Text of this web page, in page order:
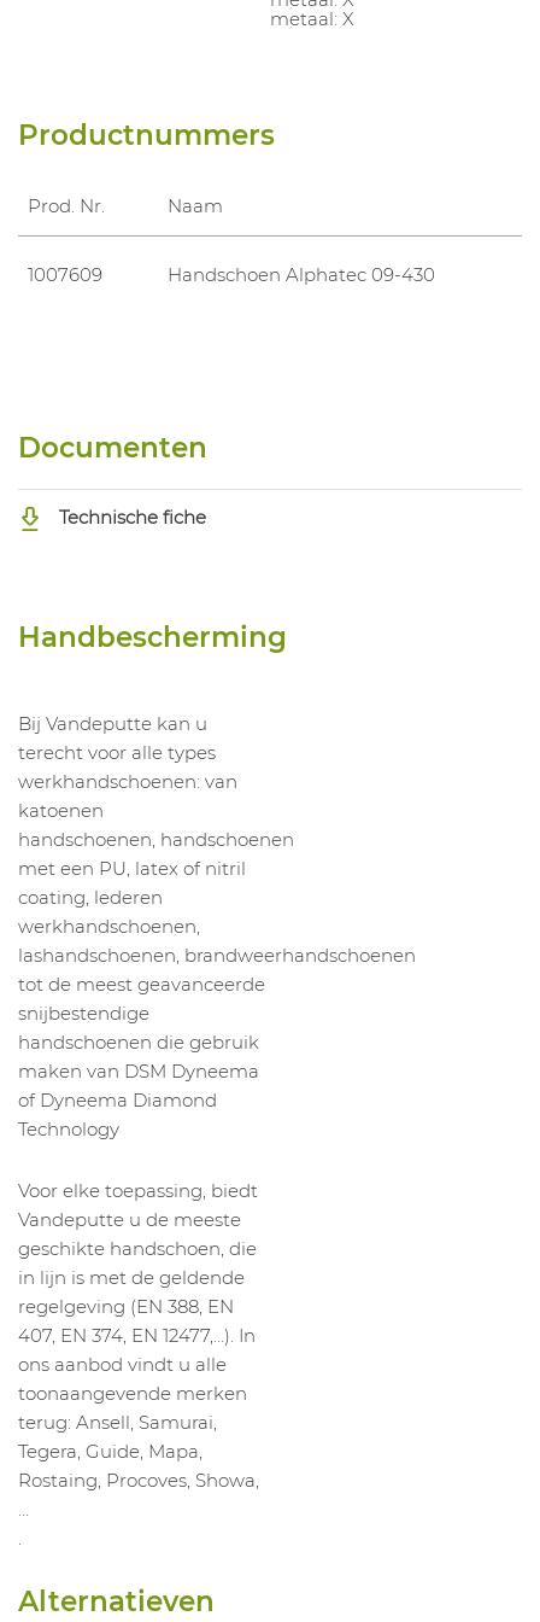
metaal: X
Productnummers
Prod. Nr. Naam
1007609 Handschoen Alphatec 09-430
Documenten
Technische fiche
Handbescherming
Bij Vandeputte kan u
terecht voor alle types
werkhandschoenen: van
katoenen
handschoenen, handschoenen
met een PU, latex of nitril
coating, lederen
werkhandschoenen,
lashandschoenen, brandweerhandschoenen
tot de meest geavanceerde
snijbestendige
handschoenen die gebruik
maken van DSM Dyneema
of Dyneema Diamond
Technology
Voor elke toepassing, biedt
Vandeputte u de meeste
geschikte handschoen, die
in lijn is met de geldende
regelgeving (EN 388, EN
407, EN 374, EN 12477,…). In
ons aanbod vindt u alle
toonaangevende merken
terug: Ansell, Samurai,
Tegera, Guide, Mapa,
Rostaing, Procoves, Showa,
Alternatieven